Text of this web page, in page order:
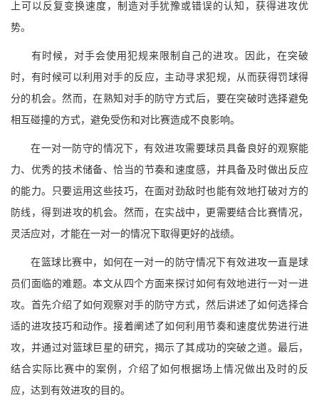
上可以反复变换速度，制造对手犹豫或错误的认知，获得进攻优
势。
有时候，对手会使用犯规来限制自己的进攻。因此，在突破
时，有时候可以利用对手的反应，主动寻求犯规，从而获得罚球得
分的机会。然而，在熟知对手的防守方式后，要在突破时选择避免
相互碰撞的方式，避免受伤和对比赛造成不良影响。
在一对一防守的情况下，有效进攻需要球员具备良好的观察能
力、优秀的技术储备、恰当的节奏和速度感，并具备及时做出反应
的能力。只要运用这些技巧，在面对劲敌时也能有效地打破对方的
防线，得到进攻的机会。然而，在实战中，更需要结合比赛情况，
灵活应对，才能在一对一的情况下取得更好的战绩。
在篮球比赛中，如何在一对一的防守情况下有效进攻一直是球
员们面临的难题。本文从四个方面来探讨如何有效地进行一对一进
攻。首先介绍了如何观察对手的防守方式，然后讲述了如何选择合
适的进攻技巧和动作。接着阐述了如何利用节奏和速度优势进行进
攻，并通过对篮球巨星的研究，揭示了其成功的突破之道。最后，
结合实际比赛中的案例，介绍了如何根据场上情况做出及时的反
应，达到有效进攻的目的。